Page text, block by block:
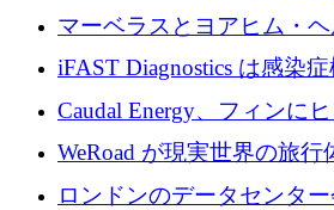
を与える
マーベラスとヨアヒム・
の商業化ギャップを埋める
ロのディープテック基金を
iFAST Diagnostics は感染
菌薬耐性への取り組みに
Caudal Energy、フィンに
電技術の規模拡大に向けて
WeRoad が現実世界の旅
めに 5,800 万ドルを獲得
ロンドンのデータセンタ